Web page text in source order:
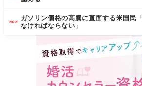
NEW
ガソリン価格の高騰に直面する米国民
なければならない」